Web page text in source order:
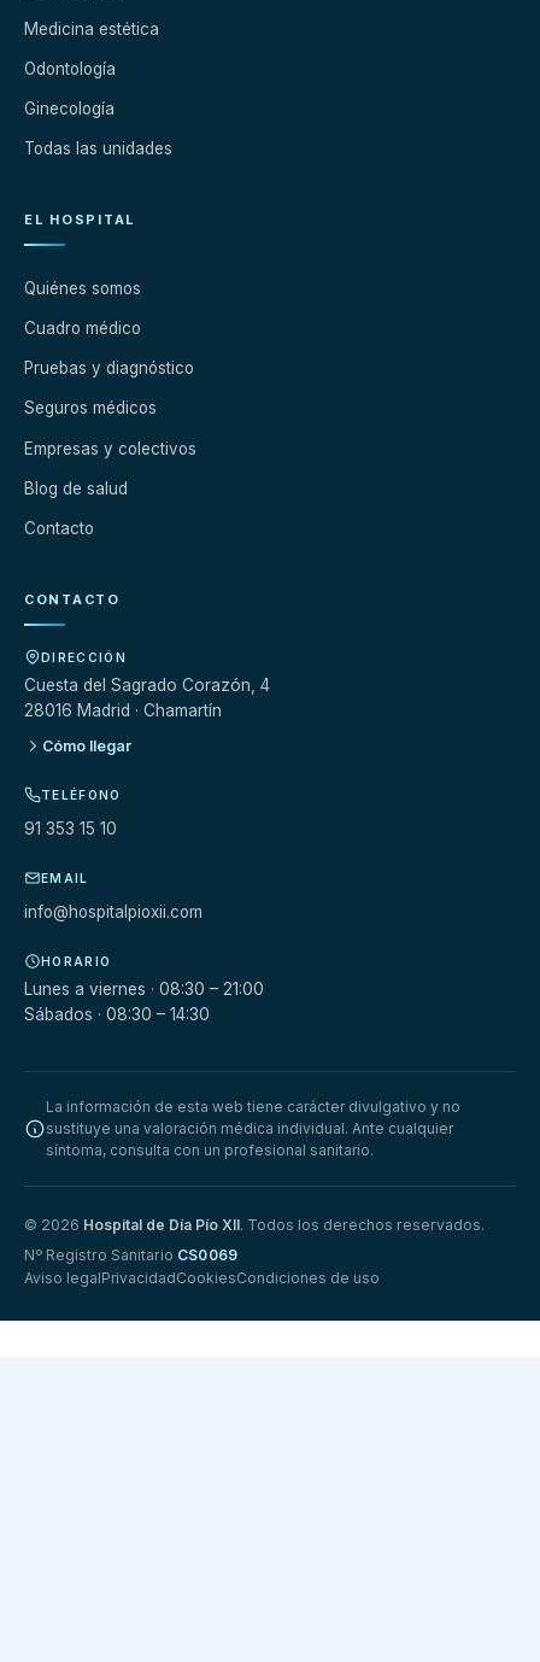
Medicina estética
Odontología
Ginecología
Todas las unidades
EL HOSPITAL
Quiénes somos
Cuadro médico
Pruebas y diagnóstico
Seguros médicos
Empresas y colectivos
Blog de salud
Contacto
CONTACTO
DIRECCIÓN
Cuesta del Sagrado Corazón, 4
28016 Madrid · Chamartín
Cómo llegar
TELÉFONO
91 353 15 10
EMAIL
info@hospitalpioxii.com
HORARIO
Lunes a viernes · 08:30 – 21:00
Sábados · 08:30 – 14:30
La información de esta web tiene carácter divulgativo y no
sustituye una valoración médica individual. Ante cualquier
síntoma, consulta con un profesional sanitario.
© 2026 Hospital de Día Pío XII. Todos los derechos reservados.
Nº Registro Sanitario CS0069
Aviso legalPrivacidadCookiesCondiciones de uso